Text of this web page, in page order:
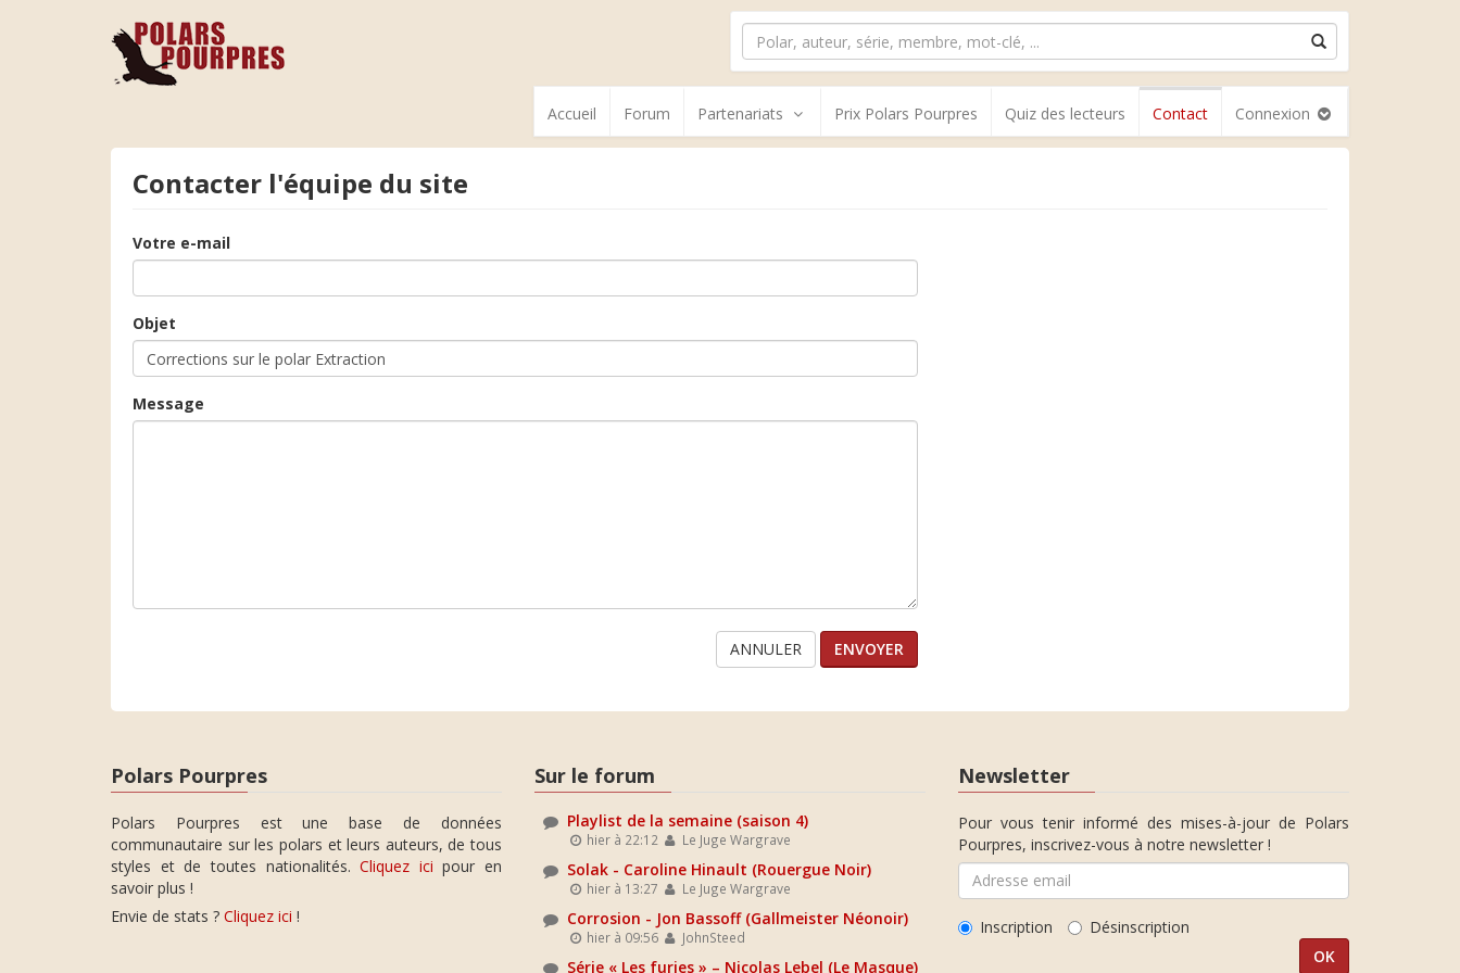
Accueil Forum Partenariats Prix Polars Pourpres Quiz des lecteurs Contact Connexion
Contacter l'équipe du site
Votre e-mail
Objet
Message
ANNULER
Polars Pourpres
Polars Pourpres est une base de données
communautaire sur les polars et leurs auteurs, de tous
styles et de toutes nationalités.Cliquez ici pour en
savoir plus !
Envie de stats ? Cliquez ici !
Sur le forum
Playlist de la semaine (saison 4)
hier à 22:12 Le Juge Wargrave
Solak - Caroline Hinault (Rouergue Noir)
hier à 13:27 Le Juge Wargrave
Corrosion - Jon Bassoff (Gallmeister Néonoir)
hier à 09:56 JohnSteed
Série « Les furies » – Nicolas Lebel (Le Masque)
Newsletter
Pour vous tenir informé des mises-à-jour de Polars
Pourpres, inscrivez-vous à notre newsletter !
Inscription Désinscription